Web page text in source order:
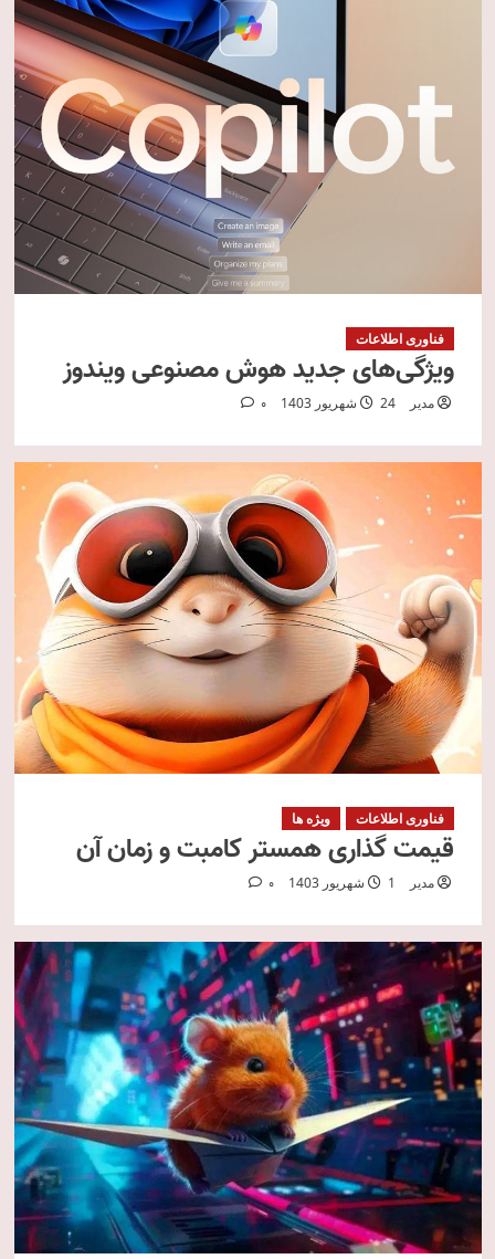
فناوری اطلاعات
ویژگی‌های جدید هوش مصنوعی ویندوز
مدیر 24 شهریور 1403 0
فناوری اطلاعات ویژه ها
قیمت گذاری همستر کامبت و زمان آن
مدیر 1 شهریور 1403 0